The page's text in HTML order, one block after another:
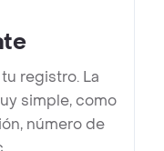
registro. La
simple, como
número de